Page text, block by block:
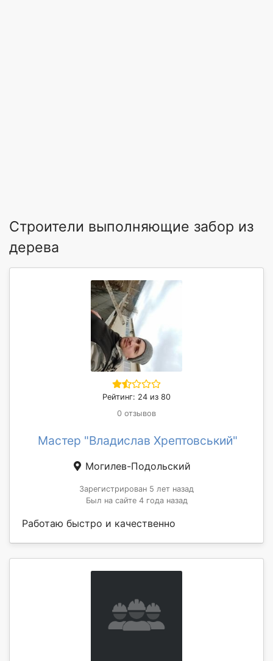
Строители выполняющие забор из
дерева
Рейтинг: 24 из 80
0 отзывов
Мастер "Владислав Хрептовський"
Могилев-Подольский
Зарегистрирован 5 лет назад
Был на сайте 4 года назад
Работаю быстро и качественно